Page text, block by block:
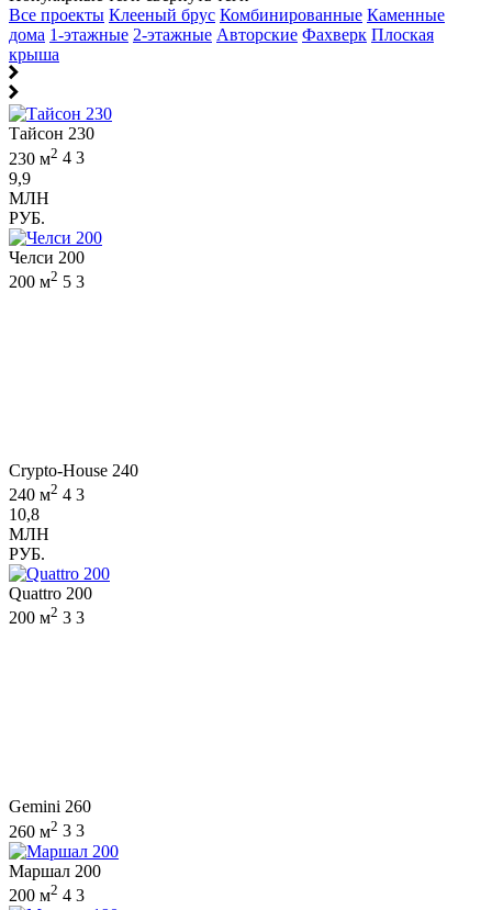
Все проекты Клееный брус Комбинированные Каменные
дома 1-этажные 2-этажные Авторские Фахверк Плоская
крыша
Тайсон 230
230 м2 4 3
9,9
МЛН
РУБ.
Челси 200
200 м2 5 3
Crypto-House 240
240 м2 4 3
10,8
МЛН
РУБ.
Quattro 200
200 м2 3 3
Gemini 260
260 м2 3 3
Маршал 200
200 м2 4 3